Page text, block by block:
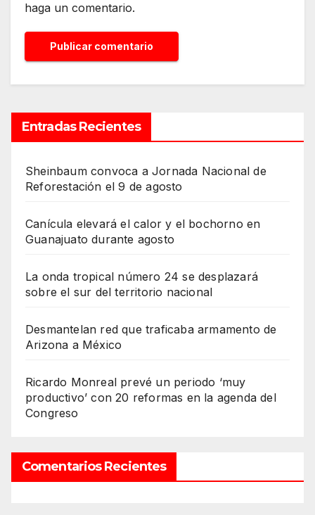
haga un comentario.
Entradas Recientes
Sheinbaum convoca a Jornada Nacional de
Reforestación el 9 de agosto
Canícula elevará el calor y el bochorno en
Guanajuato durante agosto
La onda tropical número 24 se desplazará
sobre el sur del territorio nacional
Desmantelan red que traficaba armamento de
Arizona a México
Ricardo Monreal prevé un periodo ‘muy
productivo’ con 20 reformas en la agenda del
Congreso
Comentarios Recientes